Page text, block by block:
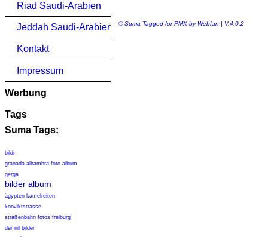
Riad Saudi-Arabien
Jeddah Saudi-Arabien
Kontakt
Impressum
Werbung
Tags
Suma Tags:
bildr
granada alhambra foto album
gerga
bilder album
ägypten kamelreiten
konviktstrasse
straßenbahn fotos freiburg
der nil bilder
© Suma Tagged for PMX by Webfan | V.4.0.2